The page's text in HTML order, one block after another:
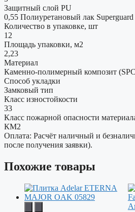
Защитный слой PU
0,55 Полиуретановый лак Superguard
Количество в упаковке, шт
12
Площадь упаковки, м2
2,23
Материал
Каменно-полимерный композит
Способ укладки
Замковый тип
Класс изностойкости
33
Класс пожарной опасности
КМ2
Оплата: Расчёт наличный и
после получения заявки).
Похожие товары